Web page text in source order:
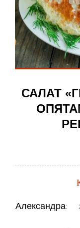
САЛАТ
Александра: